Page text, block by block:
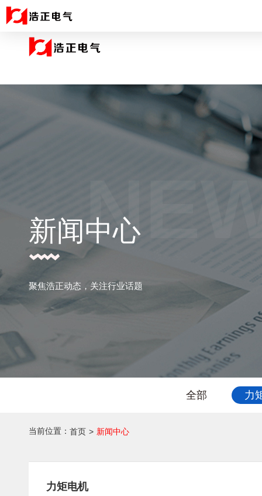
新闻中心
聚焦浩正动态，关注行业话题
全部 力
当前位置： 首页 > 新闻中心
力矩电机